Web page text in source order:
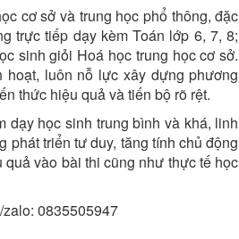
cơ sở và trung học phổ thông, đặc
trực tiếp dạy kèm Toán lớp 6, 7, 8;
sinh giỏi Hoá học trung học cơ sở.
luôn nỗ lực xây dựng phương
thức hiệu quả và tiến bộ rõ rệt.
dạy học sinh trung bình và khá, linh
phát triển tư duy, tăng tính chủ động
vào bài thi cũng như thực tế học
0835505947